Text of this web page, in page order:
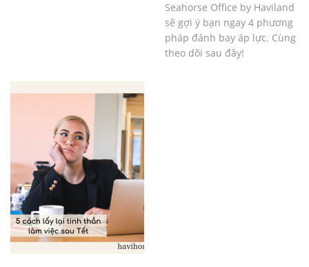
Seahorse Office by Haviland
sẽ gợi ý bạn ngay 4 phương
pháp đánh bay áp lực. Cùng
theo dõi sau đây!